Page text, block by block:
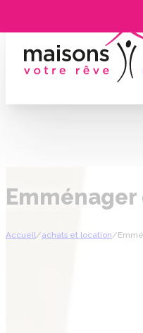
Emménager
Accueil/achats et location/